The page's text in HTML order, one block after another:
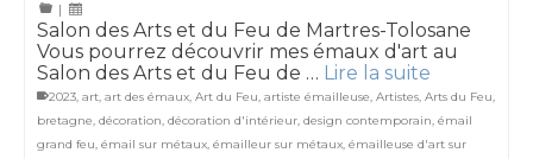
|
Salon des Arts et du Feu de Martres-Tolosane
Vous pourrez découvrir mes émaux d'art au
Salon des Arts et du Feu de … Lire la suite
2023, art, art des émaux, Art du Feu, artiste émailleuse, Artistes, Arts du Feu,
bretagne, décoration, décoration d'intérieur, design contemporain, émail
grand feu, émail sur métaux, émailleur sur métaux, émailleuse d'art sur